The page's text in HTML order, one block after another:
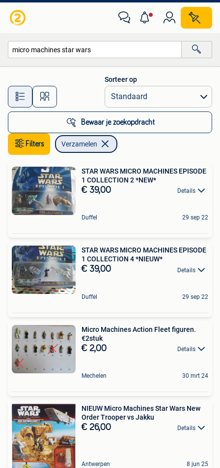
Alle afstanden…
Sorteer op
Bewaar je zoekopdracht
Filters Verzamelen
STAR WARS MICRO MACHINES EPISODE
1 COLLECTION 2 *NEW*
€ 39,00 Details
Duffel 29 sep 22
STAR WARS MICRO MACHINES EPISODE
1 COLLECTION 4 *NIEUW*
€ 39,00 Details
Duffel 29 sep 22
Micro Machines Action Fleet figuren.
€2stuk
€ 2,00 Details
Mechelen 30 mrt 24
NIEUW Micro Machines Star Wars New
Order Trooper vs Jakku
€ 26,00 Details
Antwerpen 8 jun 25